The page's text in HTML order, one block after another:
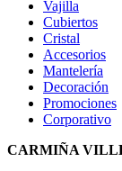
Vajilla
Cubiertos
Cristal
Accesorios
Mantelería
Decoración
Promociones
Corporativo
CARMIÑA